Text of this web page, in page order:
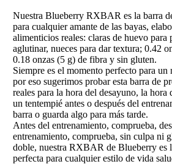
Nuestra Blueberry RXBAR es la barra
para cualquier amante de las bayas,
alimenticios reales: claras de huevo para
aglutinar, nueces para dar textura; 0.42
0.18 onzas (5 g) de fibra y sin gluten.
Siempre es el momento perfecto para un
por eso sugerimos probar esta barra de
reales para la hora del desayuno, la
un tentempié antes o después del
barra o guarda algo para más tarde.
Antes del entrenamiento, comprueba,
entrenamiento, comprueba, sin culpa ni
doble, nuestra RXBAR de Blueberry es
perfecta para cualquier estilo de vida